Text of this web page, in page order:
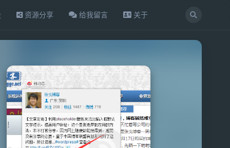
资源分享 给我留言 关于